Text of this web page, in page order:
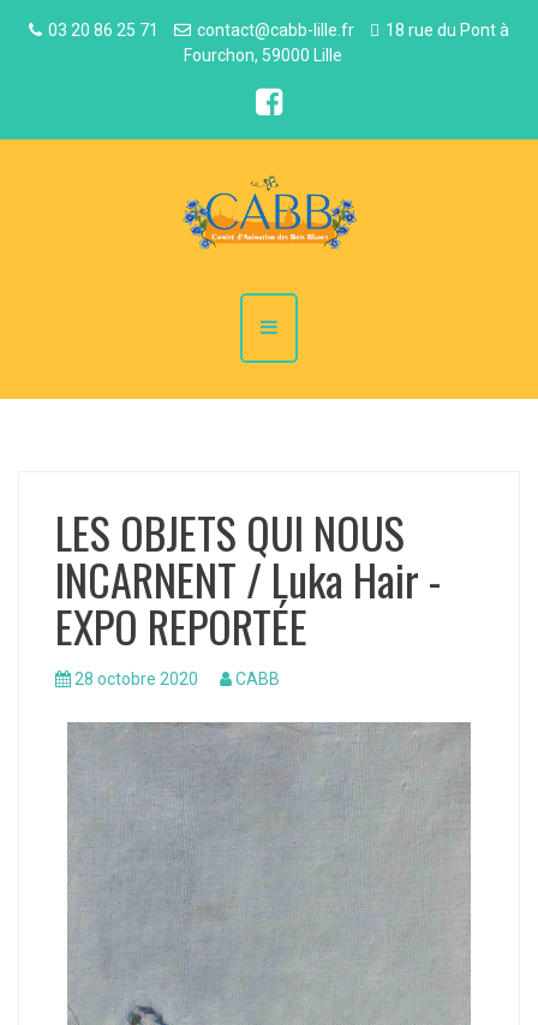
03 20 86 25 71 contact@cabb-lille.fr
18 rue du Pont à
Fourchon, 59000 Lille
LES OBJETS QUI NOUS
INCARNENT / Luka Hair -
EXPO REPORTÉE
28 octobre 2020 CABB